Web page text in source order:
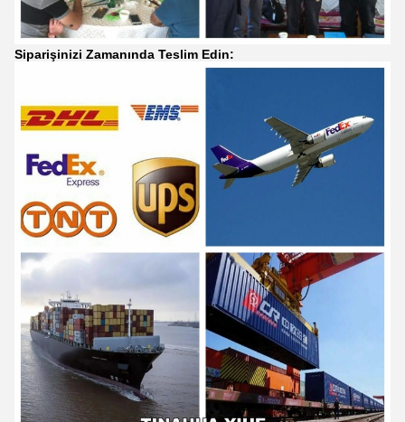
Siparişinizi Zamanında Teslim Edin: